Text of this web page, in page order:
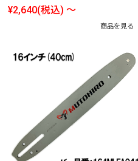
¥2,640(税込) ～
商品を見る